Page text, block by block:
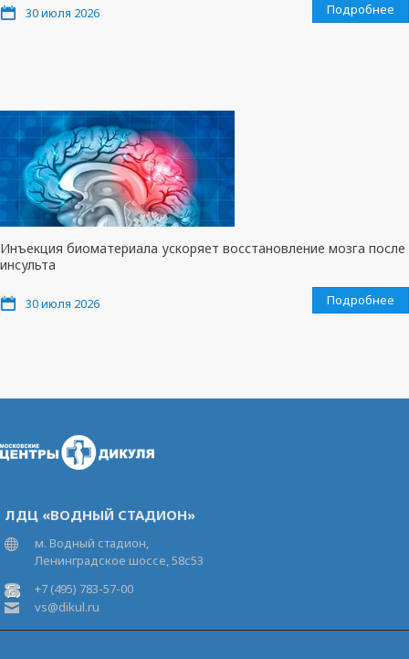
30 июля 2026 Подробнее
Инъекция биоматериала ускоряет восстановление мозга после
инсульта
30 июля 2026 Подробнее
ЛДЦ «ВОДНЫЙ СТАДИОН»
м. Водный стадион,
Ленинградское шоссе, 58с53
+7 (495) 783-57-00
vs@dikul.ru